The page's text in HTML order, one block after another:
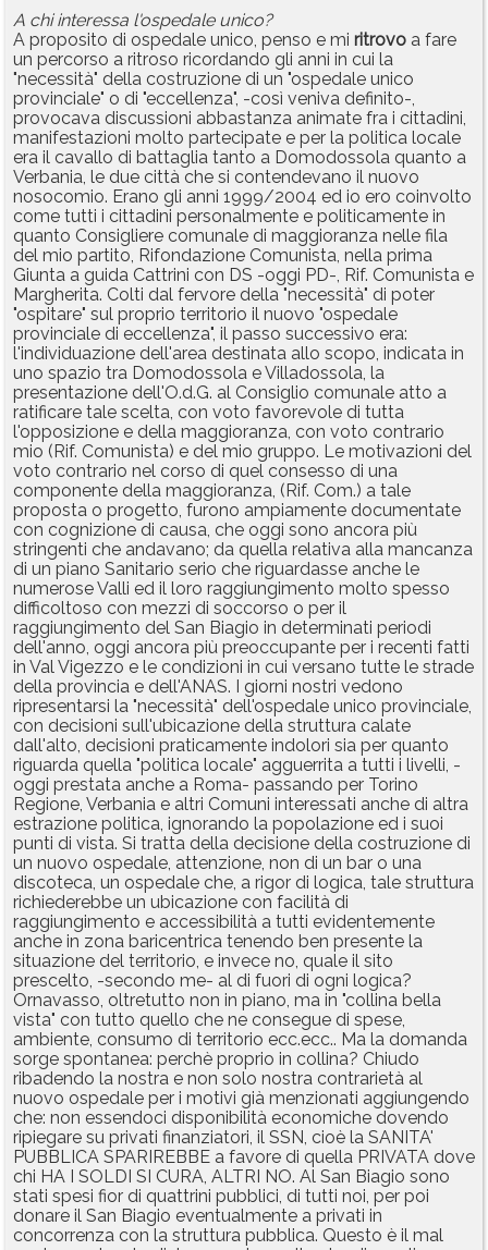
A chi interessa l'ospedale unico?
A proposito di ospedale unico, penso e mi ritrovo a fare
un percorso a ritroso ricordando gli anni in cui la
"necessità" della costruzione di un "ospedale unico
provinciale" o di "eccellenza", -così veniva definito-,
provocava discussioni abbastanza animate fra i cittadini,
manifestazioni molto partecipate e per la politica locale
era il cavallo di battaglia tanto a Domodossola quanto a
Verbania, le due città che si contendevano il nuovo
nosocomio. Erano gli anni 1999/2004 ed io ero coinvolto
come tutti i cittadini personalmente e politicamente in
quanto Consigliere comunale di maggioranza nelle fila
del mio partito, Rifondazione Comunista, nella prima
Giunta a guida Cattrini con DS -oggi PD-, Rif. Comunista e
Margherita. Colti dal fervore della "necessità" di poter
"ospitare" sul proprio territorio il nuovo "ospedale
provinciale di eccellenza", il passo successivo era:
l'individuazione dell'area destinata allo scopo, indicata in
uno spazio tra Domodossola e Villadossola, la
presentazione dell'O.d.G. al Consiglio comunale atto a
ratificare tale scelta, con voto favorevole di tutta
l'opposizione e della maggioranza, con voto contrario
mio (Rif. Comunista) e del mio gruppo. Le motivazioni del
voto contrario nel corso di quel consesso di una
componente della maggioranza, (Rif. Com.) a tale
proposta o progetto, furono ampiamente documentate
con cognizione di causa, che oggi sono ancora più
stringenti che andavano; da quella relativa alla mancanza
di un piano Sanitario serio che riguardasse anche le
numerose Valli ed il loro raggiungimento molto spesso
difficoltoso con mezzi di soccorso o per il
raggiungimento del San Biagio in determinati periodi
dell'anno, oggi ancora più preoccupante per i recenti fatti
in Val Vigezzo e le condizioni in cui versano tutte le strade
della provincia e dell'ANAS. I giorni nostri vedono
ripresentarsi la "necessità" dell'ospedale unico provinciale,
con decisioni sull'ubicazione della struttura calate
dall'alto, decisioni praticamente indolori sia per quanto
riguarda quella "politica locale" agguerrita a tutti i livelli, -
oggi prestata anche a Roma- passando per Torino
Regione, Verbania e altri Comuni interessati anche di altra
estrazione politica, ignorando la popolazione ed i suoi
punti di vista. Si tratta della decisione della costruzione di
un nuovo ospedale, attenzione, non di un bar o una
discoteca, un ospedale che, a rigor di logica, tale struttura
richiederebbe un ubicazione con facilità di
raggiungimento e accessibilità a tutti evidentemente
anche in zona baricentrica tenendo ben presente la
situazione del territorio, e invece no, quale il sito
prescelto, -secondo me- al di fuori di ogni logica?
Ornavasso, oltretutto non in piano, ma in "collina bella
vista" con tutto quello che ne consegue di spese,
ambiente, consumo di territorio ecc.ecc.. Ma la domanda
sorge spontanea: perchè proprio in collina? Chiudo
ribadendo la nostra e non solo nostra contrarietà al
nuovo ospedale per i motivi già menzionati aggiungendo
che: non essendoci disponibilità economiche dovendo
ripiegare su privati finanziatori, il SSN, cioè la SANITA'
PUBBLICA SPARIREBBE a favore di quella PRIVATA dove
chi HA I SOLDI SI CURA, ALTRI NO. Al San Biagio sono
stati spesi fior di quattrini pubblici, di tutti noi, per poi
donare il San Biagio eventualmente a privati in
concorrenza con la struttura pubblica. Questo è il mal